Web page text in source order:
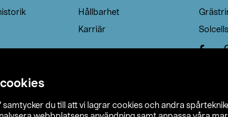
samtycker du till att vi lagrar cookies och andra
Hållbarhet
Karriär